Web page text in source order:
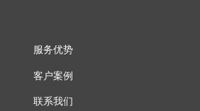
服务优势
客户案例
联系我们